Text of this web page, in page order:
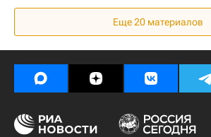
Антон Алиханов
Форум "Среда для жизни" в Калининграде
Жилье
Россия
Еще 20 материалов